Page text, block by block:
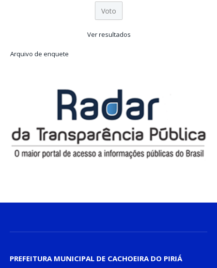
Ver resultados
Arquivo de enquete
PREFEITURA MUNICIPAL DE CACHOEIRA DO PIRIÁ